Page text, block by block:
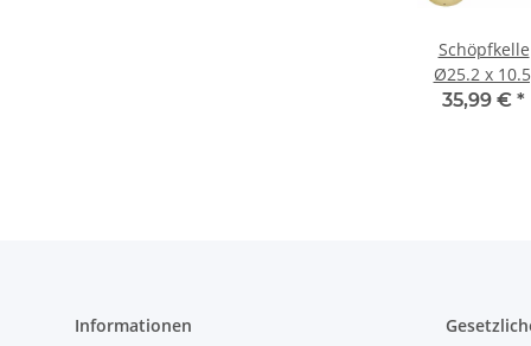
Schöpfkelle
Ø25.2 x
H=6.8 cm
35,99 € *
Informationen